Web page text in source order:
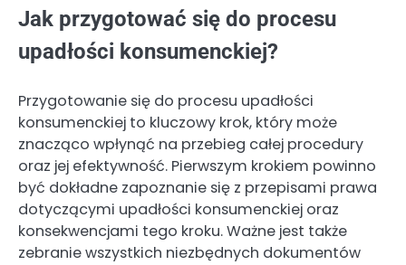
Jak przygotować się do procesu
upadłości konsumenckiej?
Przygotowanie się do procesu upadłości
konsumenckiej to kluczowy krok, który może
znacząco wpłynąć na przebieg całej procedury
oraz jej efektywność. Pierwszym krokiem powinno
być dokładne zapoznanie się z przepisami prawa
dotyczącymi upadłości konsumenckiej oraz
konsekwencjami tego kroku. Ważne jest także
zebranie wszystkich niezbędnych dokumentów